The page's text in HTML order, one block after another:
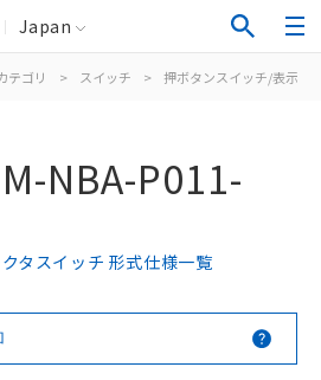
Japan
テゴリ > スイッチ > 押ボタンスイッチ/表示灯
NBA-P011-
タスイッチ 形式仕様一覧